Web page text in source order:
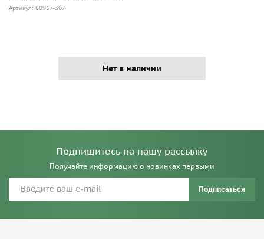
Артикул: 60967-307
Нет в наличии
Подпишитесь на нашу рассылку
Получайте информацию о новинках первыми
Подписаться